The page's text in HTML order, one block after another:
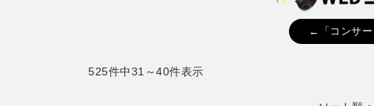
←「コンサー
525件中31～40件表示